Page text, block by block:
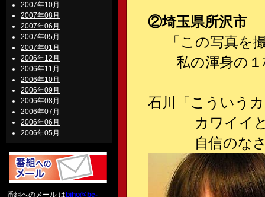
2007年10月
2007年08月
2007年06月
2007年05月
2007年01月
2006年12月
2006年11月
2006年10月
2006年09月
2006年08月
2006年07月
2006年06月
2006年05月
番組へのメール は biho@be-
②埼玉県所沢市
「この写真を
私の渾身の１
石川「こういう
カワイイと思
自信のなさ